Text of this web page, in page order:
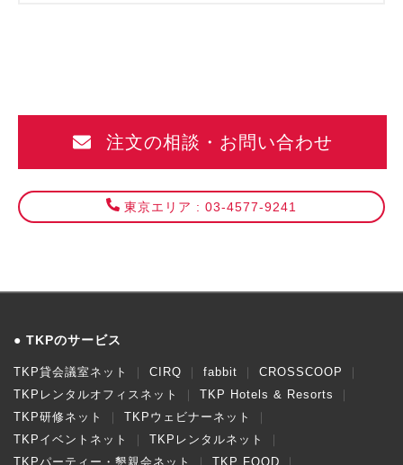
注文の相談・お問い合わせ
東京エリア : 03-4577-9241
TKPのサービス
TKP貸会議室ネット CIRQ fabbit
CROSSCOOP
TKPレンタルオフィスネット
TKP Hotels & Resorts
TKP研修ネット
TKPウェビナーネット
TKPイベントネット
TKPレンタルネット
TKPパーティー・懇親会ネット
TKP FOOD